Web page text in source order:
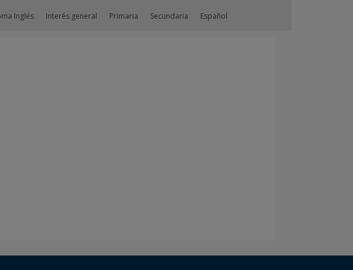
Inglés Interés general Primaria Secundaria Español